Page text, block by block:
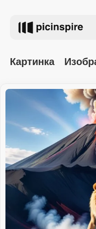
Картинка